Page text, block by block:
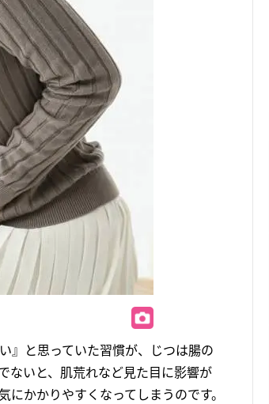
』と思っていた習慣が、じつは腸の
ないと、肌荒れなど見た目に影響が
かかりやすくなってしまうのです。